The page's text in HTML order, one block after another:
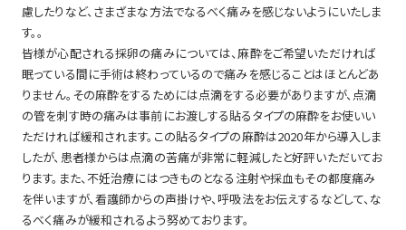
慮したりなど、さまざまな方法でなるべく痛みを感じないようにいたしま
す。。
皆様が心配される採卵の痛みについては、麻酔をご希望いただければ
眠っている間に手術は終わっているので痛みを感じることはほとんどあ
りません。その麻酔をするためには点滴をする必要がありますが、点滴
の管を刺す時の痛みは事前にお渡しする貼るタイプの麻酔をお使いい
ただければ緩和されます。この貼るタイプの麻酔は2020年から導入しま
したが、患者様からは点滴の苦痛が非常に軽減したと好評いただいてお
ります。また、不妊治療にはつきものとなる注射や採血もその都度痛み
を伴いますが、看護師からの声掛けや、呼吸法をお伝えするなどして、な
るべく痛みが緩和されるよう努めております。